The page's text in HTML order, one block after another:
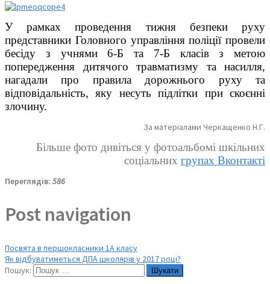
У рамках проведення тижня безпеки руху
представники Головного управління поліції провели
бесіду з учнями 6-Б та 7-Б класів з метою
попередження дитячого травматизму та насилля,
нагадали про правила дорожнього руху та
відповідальність, яку несуть підлітки при скоєнні
злочину.
За матеріалами Черкащенко Н.Г.
Більше фото дивіться у фотоальбомі шкільних
соціальних групах Вконтакті
Переглядів: 586
Post navigation
Посвята в першокласники 1А класу
Як відбуватиметься ДПА школярів у 2017 році?
Пошук: